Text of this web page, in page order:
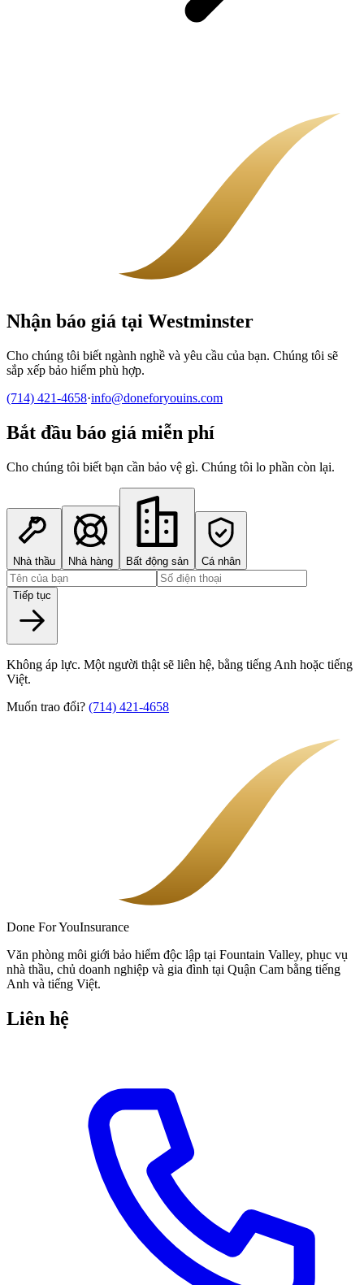
Nhận báo giá tại Westminster
Cho chúng tôi biết ngành nghề và yêu cầu của bạn. Chúng tôi sẽ
sắp xếp bảo hiểm phù hợp.
(714) 421-4658·info@doneforyouins.com
Bắt đầu báo giá miễn phí
Cho chúng tôi biết bạn cần bảo vệ gì. Chúng tôi lo phần còn lại.
Nhà thầu Nhà hàng Bất động sản Cá nhân
Tiếp tục
Không áp lực. Một người thật sẽ liên hệ, bằng tiếng Anh hoặc tiếng
Việt.
Muốn trao đổi? (714) 421-4658
Done For YouInsurance
Văn phòng môi giới bảo hiểm độc lập tại Fountain Valley, phục vụ
nhà thầu, chủ doanh nghiệp và gia đình tại Quận Cam bằng tiếng
Anh và tiếng Việt.
Liên hệ